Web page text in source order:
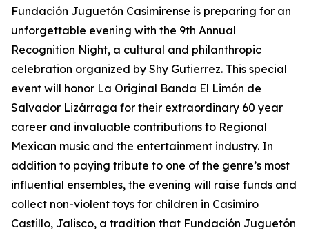
Fundación Juguetón Casimirense is preparing for an
unforgettable evening with the 9th Annual
Recognition Night, a cultural and philanthropic
celebration organized by Shy Gutierrez. This special
event will honor La Original Banda El Limón de
Salvador Lizárraga for their extraordinary 60 year
career and invaluable contributions to Regional
Mexican music and the entertainment industry. In
addition to paying tribute to one of the genre’s most
influential ensembles, the evening will raise funds and
collect non-violent toys for children in Casimiro
Castillo, Jalisco, a tradition that Fundación Juguetón